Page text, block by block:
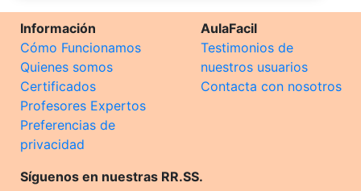
Información
Cómo Funcionamos
Quienes somos
Certificados
Profesores Expertos
Preferencias de
privacidad
AulaFacil
Testimonios de
nuestros usuarios
Contacta con nosotros
Síguenos en nuestras RR.SS.